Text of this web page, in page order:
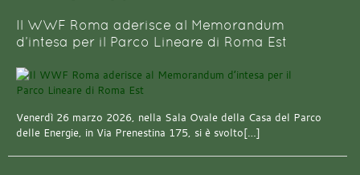
Il WWF Roma aderisce al Memorandum
d’intesa per il Parco Lineare di Roma Est
Venerdì 26 marzo 2026, nella Sala Ovale della Casa del Parco
delle Energie, in Via Prenestina 175, si è svolto[…]